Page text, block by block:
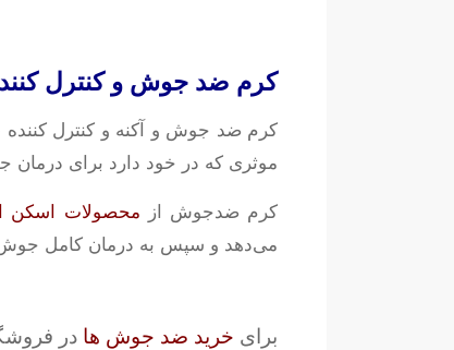
کرم ضد جوش و کنترل
کرم ضد جوش و آکنه و کنترل
موثری که در خود دارد برای
کرم ضدجوش از محصولات اسکن
می‌دهد و سپس به درمان کامل
برای خرید ضد جوش ها در